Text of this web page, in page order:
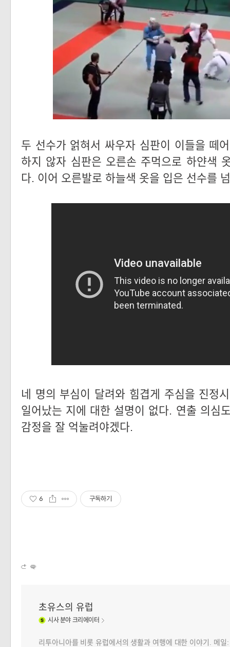
두 선수가 얽혀서 싸우자 심판이 이들을 떼
하지 않자 심판은 오른손 주먹으로 하얀색
다. 이어 오른발로 하늘색 옷을 입은 선수를
네 명의 부심이 달려와 힘겹게 주심을 진정
일어났는 지에 대한 설명이 없다. 연출 의심
감정을 잘 억눌려야겠다.
6 구독하기
초유스의 유럽
시사분야 크리에이터
리투아니아를 비롯 유럽에서의 생활과 여행에 대한 이야기. 메